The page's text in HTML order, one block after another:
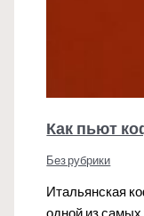
Как пьют
Без рубрики
Итальянская
одной из